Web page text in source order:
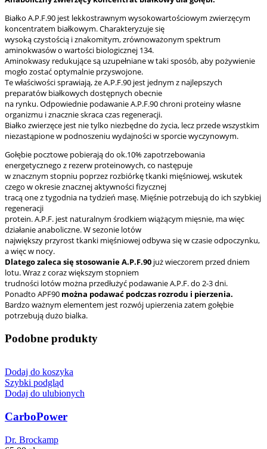
Białko A.P.F.90 jest lekkostrawnym wysokowartościowym zwierzęcym
koncentratem białkowym. Charakteryzuje się
wysoką czystością i znakomitym, zrównoważonym spektrum
aminokwasów o wartości biologicznej 134.
Aminokwasy redukujące są uzupełniane w taki sposób, aby pożywienie
mogło zostać optymalnie przyswojone.
Te właściwości sprawiają, że A.P.F.90 jest jednym z najlepszych
preparatów białkowych dostępnych obecnie
na rynku. Odpowiednie podawanie A.P.F.90 chroni proteiny własne
organizmu i znacznie skraca czas regeneracji.
Białko zwierzęce jest nie tylko niezbędne do życia, lecz przede wszystkim
niezastąpione w podnoszeniu wydajności w sporcie wyczynowym.
Gołębie pocztowe pobierają do ok.10% zapotrzebowania
energetycznego z rezerw proteinowych, co następuje
w znacznym stopniu poprzez rozbiórkę tkanki mięśniowej, wskutek
czego w okresie znacznej aktywności fizycznej
tracą one z tygodnia na tydzień masę. Mięśnie potrzebują do ich szybkiej
regeneracji
protein. A.P.F. jest naturalnym środkiem wiążącym mięsnie, ma więc
działanie anaboliczne. W sezonie lotów
największy przyrost tkanki mięśniowej odbywa się w czasie odpoczynku,
a więc w nocy.
Dlatego zaleca się stosowanie A.P.F.90 już wieczorem przed dniem
lotu. Wraz z coraz większym stopniem
trudności lotów można przedłużyć podawanie A.P.F. do 2-3 dni.
Ponadto APF90 można podawać podczas rozrodu i pierzenia.
Bardzo ważnym elementem jest rozwój upierzenia zatem gołębie
potrzebują dużo bialka.
Podobne produkty
Dodaj do koszyka
Szybki podgląd
Dodaj do ulubionych
CarboPower
Dr. Brockamp